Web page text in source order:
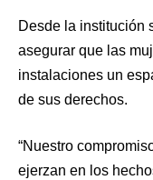
Desde la institución
asegurar que las
instalaciones un
de sus derechos.
“Nuestro
ejerzan en los